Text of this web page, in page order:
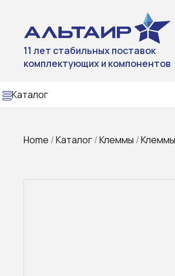
11 лет стабильных поставок
комплектующих и компонентов
Каталог
Home /Каталог/Клеммы /